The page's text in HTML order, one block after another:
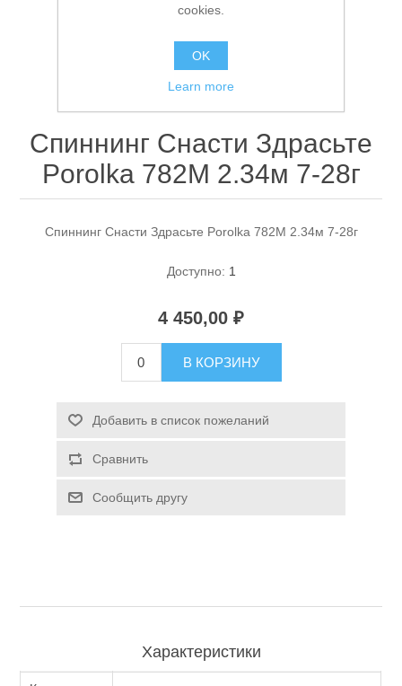
Спасательные средства
Туризм и Активный отдых
Спиннинг Снасти Здрасьте
Porolka 782M 2.34м 7-28г
Спиннинг Снасти Здрасьте Porolka 782M 2.34м 7-28г
Доступно: 1
4 450,00 ₽
В КОРЗИНУ
Добавить в список пожеланий
Сравнить
Сообщить другу
Характеристики
cookies.
OK
Learn more